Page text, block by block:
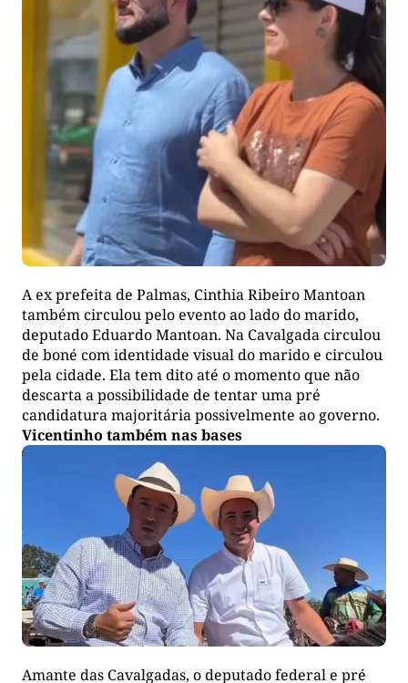
A ex prefeita de Palmas, Cinthia Ribeiro Mantoan
também circulou pelo evento ao lado do marido,
deputado Eduardo Mantoan. Na Cavalgada circulou
de boné com identidade visual do marido e circulou
pela cidade. Ela tem dito até o momento que não
descarta a possibilidade de tentar uma pré
candidatura majoritária possivelmente ao governo.
Vicentinho também nas bases
Amante das Cavalgadas, o deputado federal e pré